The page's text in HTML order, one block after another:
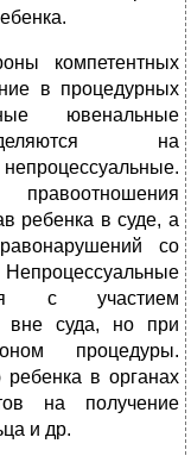
компетентных
в процедурных
ювенальные
на
правоотношения
ребенка в суде, а
со
с участием
вне суда, но при
процедуры.
в органах
на получение
и др.